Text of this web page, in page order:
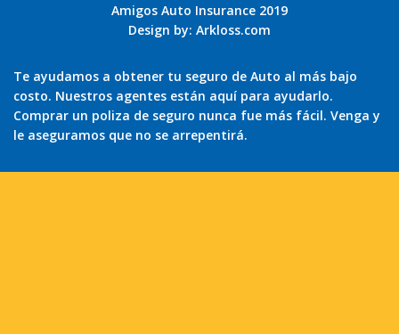
Amigos Auto Insurance 2019
Design by: Arkloss.com
Te ayudamos a obtener tu seguro de Auto al más bajo
costo. Nuestros agentes están aquí para ayudarlo.
Comprar un poliza de seguro nunca fue más fácil. Venga y
le aseguramos que no se arrepentirá.